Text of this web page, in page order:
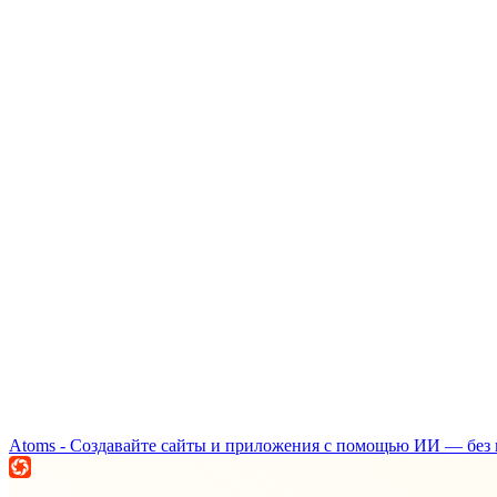
Atoms - Создавайте сайты и приложения с помощью ИИ — без